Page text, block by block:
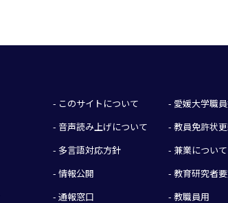
- このサイトについて
- 音声読み上げについて
- 多言語対応方針
- 情報公開
- 通報窓口
- 愛媛大学職
- 教員免許状
- 兼業について
- 教育研究者
- 教職員用